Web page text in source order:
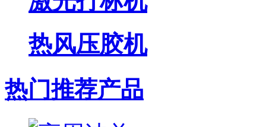
热风压胶机
热门推荐产品